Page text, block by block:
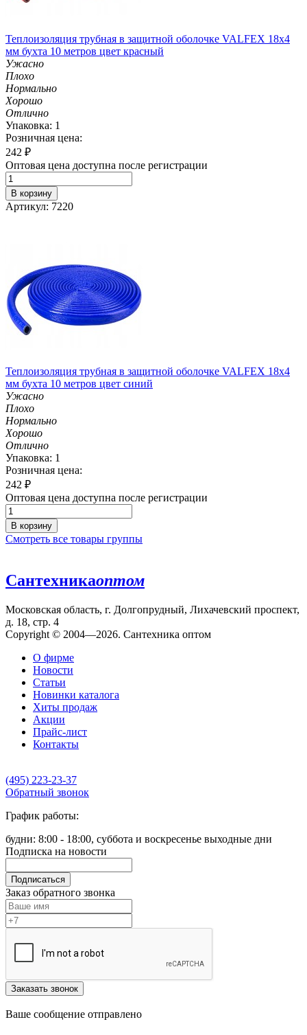
Теплоизоляция трубная в защитной оболочке VALFEX 18x4
мм бухта 10 метров цвет красный
Ужасно
Плохо
Нормально
Хорошо
Отлично
Упаковка: 1
Розничная цена:
242 ₽
Оптовая цена доступна после регистрации
В корзину
Артикул: 7220
Теплоизоляция трубная в защитной оболочке VALFEX 18x4
мм бухта 10 метров цвет синий
Ужасно
Плохо
Нормально
Хорошо
Отлично
Упаковка: 1
Розничная цена:
242 ₽
Оптовая цена доступна после регистрации
В корзину
Смотреть все товары группы
Сантехникаоптом
Московская область, г. Долгопрудный, Лихачевский проспект,
д. 18, стр. 4
Copyright © 2004—2026. Сантехника оптом
О фирме
Новости
Статьи
Новинки каталога
Хиты продаж
Акции
Прайс-лист
Контакты
(495) 223-23-37
Обратный звонок
График работы:
будни: 8:00 - 18:00, суббота и воскресенье выходные дни
Подписка на новости
Подписаться
Заказ обратного звонка
Заказать звонок
Ваше сообщение отправлено